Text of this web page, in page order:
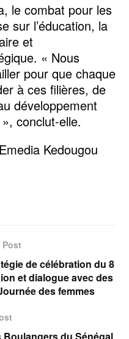
le combat pour les
sur l’éducation, la
et
« Nous
pour que chaque
à ces filières, de
développement
conclut-elle.
Kedougou
Post
de célébration du 8
et dialogue avec des
des femmes